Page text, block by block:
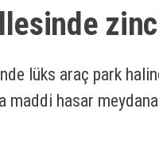
lüks araç park
maddi hasar